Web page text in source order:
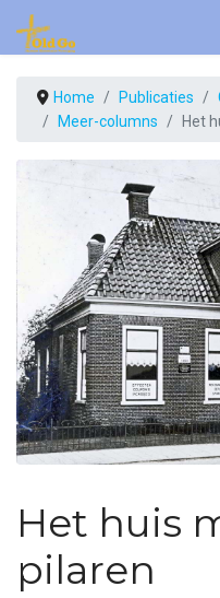
Home Publicaties
Meer-columns
Het
Het huis
pilaren